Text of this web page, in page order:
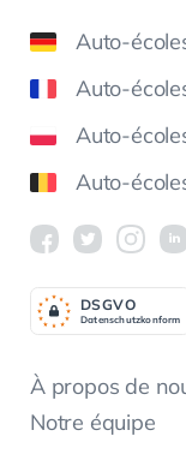
Auto-
Auto-
Auto-
Auto-
À propos de
Notre équipe
Datenschutzkonform
DSGVO